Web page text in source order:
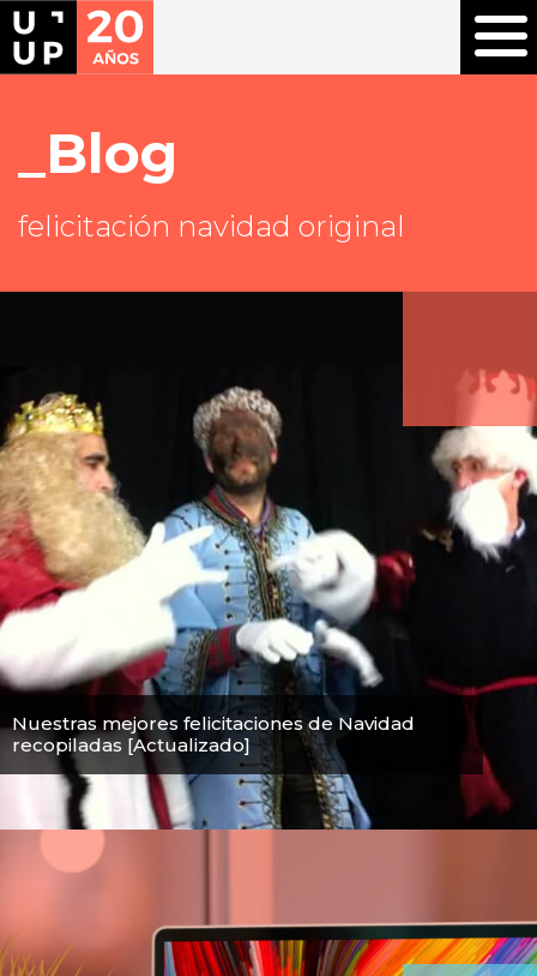
Blog
felicitación navidad original
Nuestras mejores felicitaciones de Navidad
recopiladas [Actualizado]